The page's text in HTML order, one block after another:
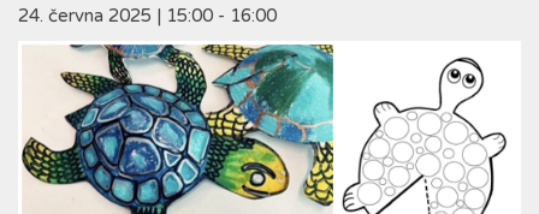
24. června 2025 | 15:00 - 16:00